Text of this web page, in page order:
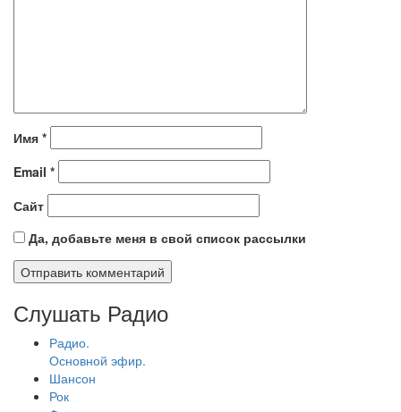
Имя *
Email *
Сайт
Да, добавьте меня в свой список рассылки
Слушать Радио
Радио.
Основной эфир.
Шансон
Рок